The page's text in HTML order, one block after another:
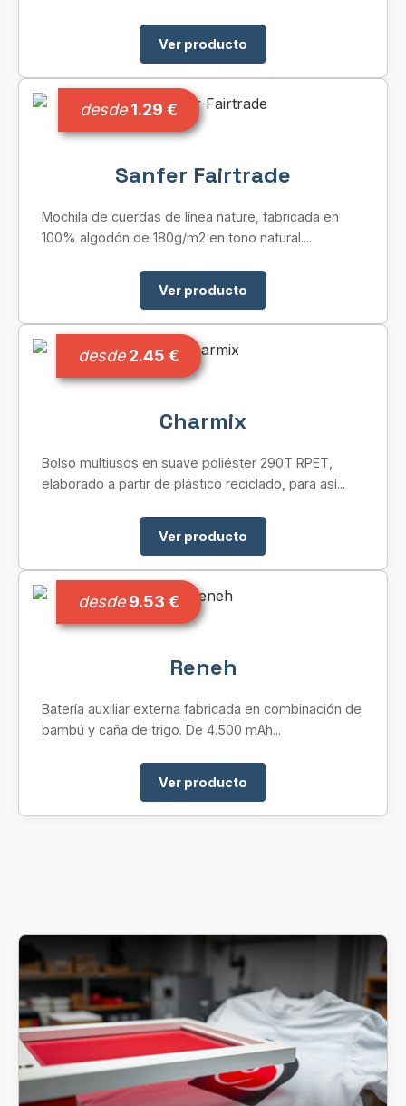
Ver producto
desde1.29 €
Sanfer Fairtrade
Mochila de cuerdas de línea nature, fabricada en
100% algodón de 180g/m2 en tono natural....
Ver producto
desde2.45 €
Charmix
Bolso multiusos en suave poliéster 290T RPET,
elaborado a partir de plástico reciclado, para así...
Ver producto
desde9.53 €
Reneh
Batería auxiliar externa fabricada en combinación de
bambú y caña de trigo. De 4.500 mAh...
Ver producto